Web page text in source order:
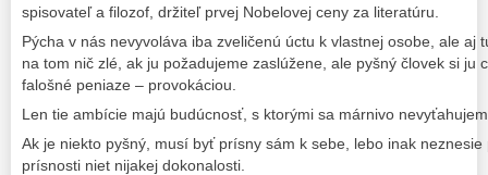
spisovateľ a filozof, držiteľ prvej Nobelovej ceny za literatúru.
Pýcha v nás nevyvoláva iba zveličenú úctu k vlastnej osobe, ale aj
na tom nič zlé, ak ju požadujeme zaslúžene, ale pyšný človek si ju
falošné peniaze – provokáciou.
Len tie ambície majú budúcnosť, s ktorými sa márnivo
Ak je niekto pyšný, musí byť prísny sám k sebe, lebo inak
prísnosti niet nijakej dokonalosti.